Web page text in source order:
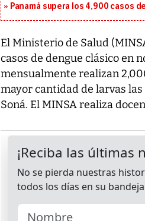
Panamá supera los 4,900 casos
El Ministerio de Salud
casos de dengue clásico en
mensualmente realizan
mayor cantidad de larvas
Soná. El MINSA realiza